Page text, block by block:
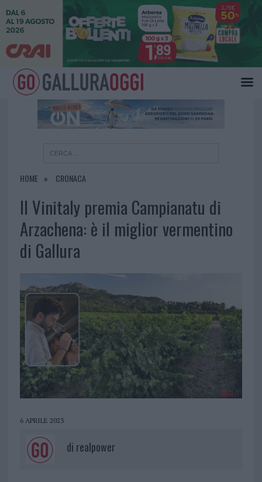
HOME CRONACA
Il Vinitaly premia Campianatu di
Arzachena: è il miglior vermentino
di Gallura
6 APRILE 2023
di realpower
×